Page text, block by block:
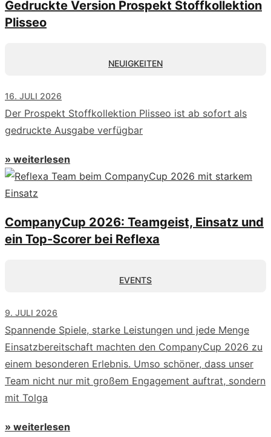
Gedruckte Version Prospekt Stoffkollektion
Plisseo
NEUIGKEITEN
16. JULI 2026
Der Prospekt Stoffkollektion Plisseo ist ab sofort als
gedruckte Ausgabe verfügbar
» weiterlesen
CompanyCup 2026: Teamgeist, Einsatz und
ein Top-Scorer bei Reflexa
EVENTS
9. JULI 2026
Spannende Spiele, starke Leistungen und jede Menge
Einsatzbereitschaft machten den CompanyCup 2026 zu
einem besonderen Erlebnis. Umso schöner, dass unser
Team nicht nur mit großem Engagement auftrat, sondern
mit Tolga
» weiterlesen